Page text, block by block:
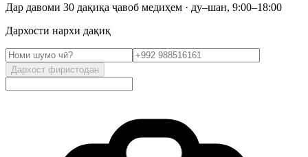
Дар давоми 30 дақиқа ҷавоб медиҳем · ду–шан, 9:00–18:00
Дархости нархи дақиқ
Дархост фиристодан